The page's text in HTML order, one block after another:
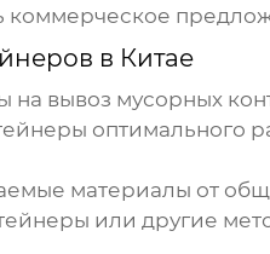
в Китае
на вывоз мусорных
оптимального
материалы от
или другие